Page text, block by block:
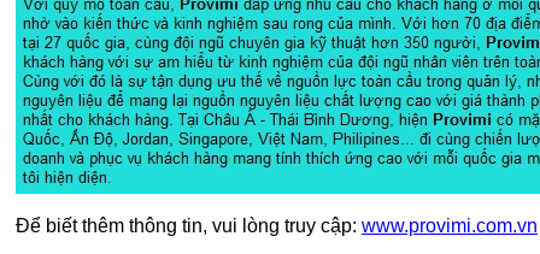
Để biết thêm thông tin, vui lòng truy cập: www.provimi.com.vn